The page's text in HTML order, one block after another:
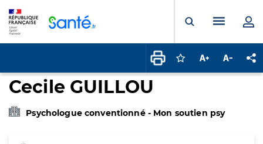
Ouvrir laMenu
Connectez-vous
Augmenter la
Cecile GUILLOU
Psychologue conventionné - Mon soutien psy